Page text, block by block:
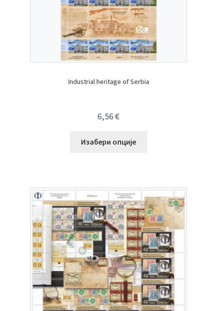
Industrial heritage of Serbia
6,56€
Изабери опције